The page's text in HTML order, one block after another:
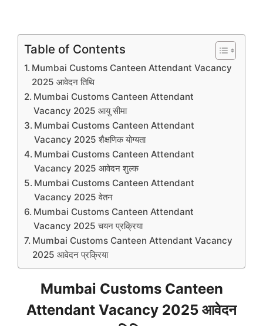
Table of Contents
Mumbai Customs Canteen Attendant Vacancy
2025 आवेदन तिथि
Mumbai Customs Canteen Attendant
Vacancy 2025 आयु सीमा
Mumbai Customs Canteen Attendant
Vacancy 2025 शैक्षणिक योग्यता
Mumbai Customs Canteen Attendant
Vacancy 2025 आवेदन शुल्क
Mumbai Customs Canteen Attendant
Vacancy 2025 वेतन
Mumbai Customs Canteen Attendant
Vacancy 2025 चयन प्रक्रिया
Mumbai Customs Canteen Attendant Vacancy
2025 आवेदन प्रक्रिया
Mumbai Customs Canteen
Attendant Vacancy 2025 आवेदन